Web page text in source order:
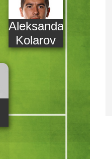
Aleksandar
Kolarov